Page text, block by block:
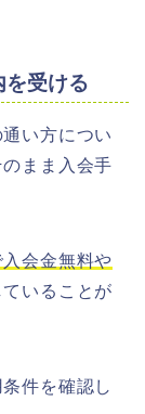
受ける
い方につい
まま入会手
会金無料や
いることが
件を確認し